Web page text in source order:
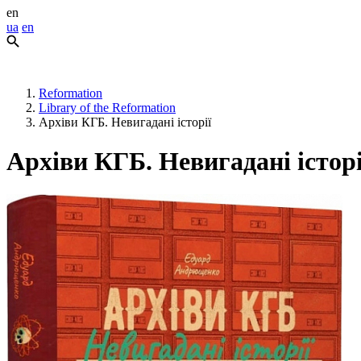
en
ua en
Reformation
Library of the Reformation
Архіви КГБ. Невигадані історії
Архіви КГБ. Невигадані